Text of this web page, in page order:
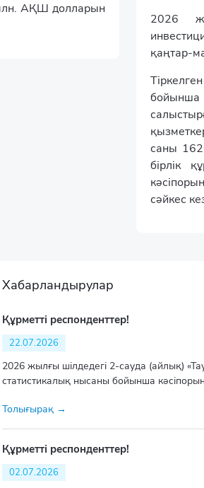
2026
қаңтар-
бойынша
саны
бірлік
сәйкес
АҚШ долларын
Хабарландырулар
Құрметті респонденттер!
22.07.2026
2026 жылғы шілдедегі 2-сауда (айлық)
статистикалық нысаны бойынша
Толығырақ →
Құрметті респонденттер!
02.07.2026